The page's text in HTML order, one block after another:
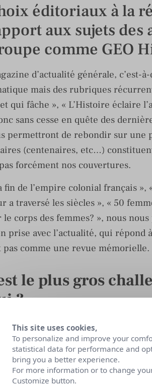
éditoriaux à la
aux sujets des
comme GEO
d’actualité générale, c’est-
mais des rubriques
qui fâche », « L’Histoire éclaire
sans cesse en quête des
permettront de rebondir sur une
(centenaires, etc…)
forcément nos couvertures.
fin de l’empire colonial français »,
a traversé les siècles », « 50
corps des femmes? », nous
prise avec l’actualité, qui répond
comme une revue mémorielle.
le plus gros
?
de nouveaux média pour les
de la presse en 2020
Il a fallu réagir vite pour nous
Par exemple, nous avons
This site uses cookies,
To personalize and improve your
statistical data for performance and
bring you a better experience.
For more information or to change
Customize button.